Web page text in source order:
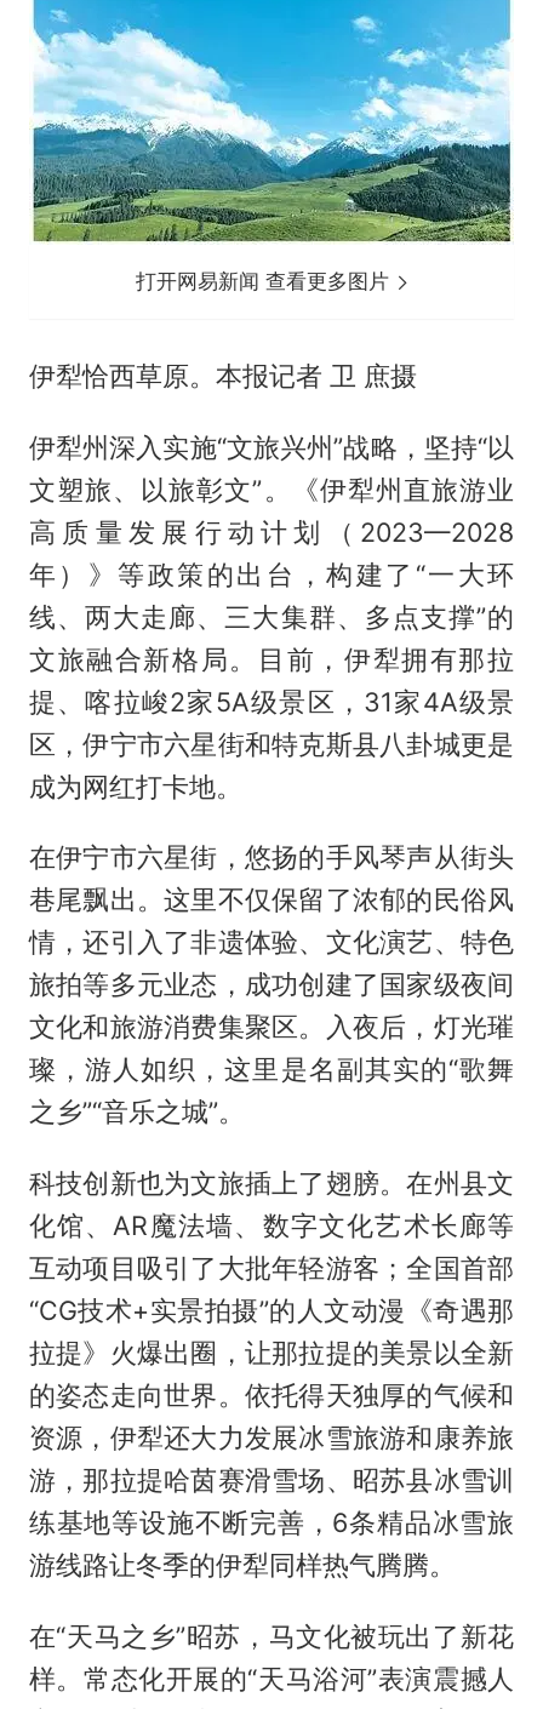
打开网易新闻 查看更多图片
伊犁恰西草原。本报记者 卫 庶摄
伊犁州深入实施“文旅兴州”战略，坚持“以
文塑旅、以旅彰文”。《伊犁州直旅游业
高质量发展行动计划（2023—2028
年）》等政策的出台，构建了“一大环
线、两大走廊、三大集群、多点支撑”的
文旅融合新格局。目前，伊犁拥有那拉
提、喀拉峻2家5A级景区，31家4A级景
区，伊宁市六星街和特克斯县八卦城更是
成为网红打卡地。
在伊宁市六星街，悠扬的手风琴声从街头
巷尾飘出。这里不仅保留了浓郁的民俗风
情，还引入了非遗体验、文化演艺、特色
旅拍等多元业态，成功创建了国家级夜间
文化和旅游消费集聚区。入夜后，灯光璀
璨，游人如织，这里是名副其实的“歌舞
之乡”“音乐之城”。
科技创新也为文旅插上了翅膀。在州县文
化馆、AR魔法墙、数字文化艺术长廊等
互动项目吸引了大批年轻游客；全国首部
“CG技术+实景拍摄”的人文动漫《奇遇那
拉提》火爆出圈，让那拉提的美景以全新
的姿态走向世界。依托得天独厚的气候和
资源，伊犁还大力发展冰雪旅游和康养旅
游，那拉提哈茵赛滑雪场、昭苏县冰雪训
练基地等设施不断完善，6条精品冰雪旅
游线路让冬季的伊犁同样热气腾腾。
在“天马之乡”昭苏，马文化被玩出了新花
样。常态化开展的“天马浴河”表演震撼人